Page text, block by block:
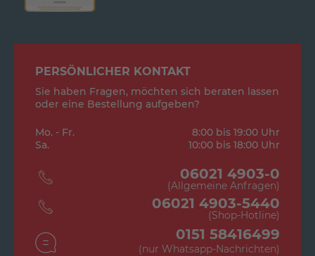
PERSÖNLICHER KONTAKT
Sie haben Fragen, möchten sich beraten lassen
oder eine Bestellung aufgeben?
Mo. - Fr.
8:00 bis 19:00 Uhr
Sa.
10:00 bis 18:00 Uhr
06021 4903-0
(Allgemeine Anfragen)
06021 4903-5440
(Shop-Hotline)
0151 58416499
(nur Whatsapp-Nachrichten)